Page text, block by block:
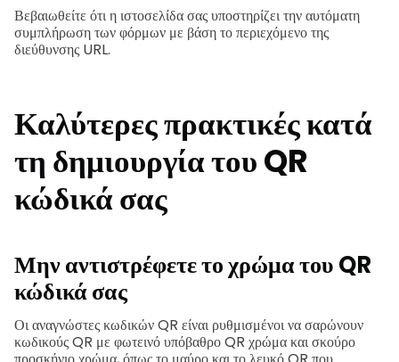
Βεβαιωθείτε ότι η ιστοσελίδα σας υποστηρίζει την αυτόματη
συμπλήρωση των φόρμων με βάση το περιεχόμενο της
διεύθυνσης URL.
Καλύτερες πρακτικές κατά
τη δημιουργία του QR
κώδικά σας
Μην αντιστρέφετε το χρώμα του QR
κώδικά σας
Οι αναγνώστες κωδικών QR είναι ρυθμισμένοι να σαρώνουν
κωδικούς QR με φωτεινό υπόβαθρο QR χρώμα και σκούρο